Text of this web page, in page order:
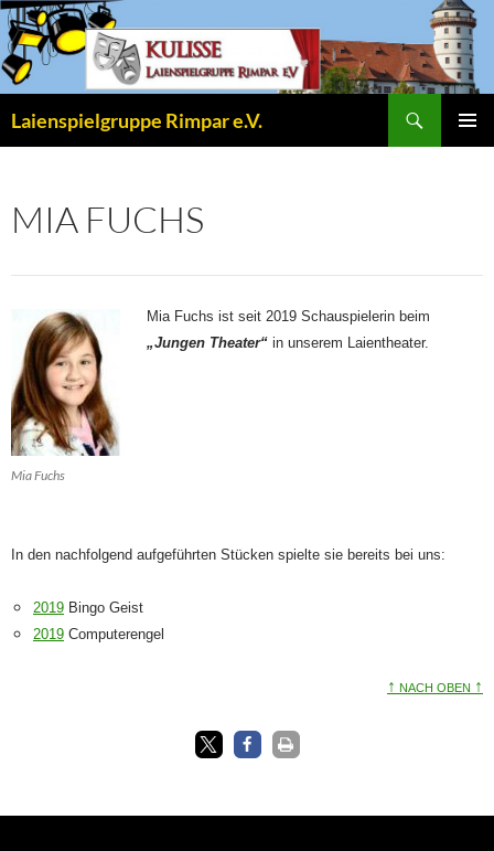
Zum
Inhalt
springen
Laienspielgruppe Rimpar e.V.
MIA FUCHS
Mia Fuchs
Mia Fuchs ist seit 2019 Schauspielerin beim
„Jungen Theater“ in unserem Laientheater.
In den nachfolgend aufgeführten Stücken spielte sie bereits bei uns:
2019 Bingo Geist
2019 Computerengel
↑ NACH OBEN ↑